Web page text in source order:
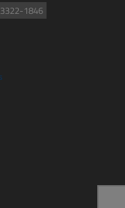
3322-1846